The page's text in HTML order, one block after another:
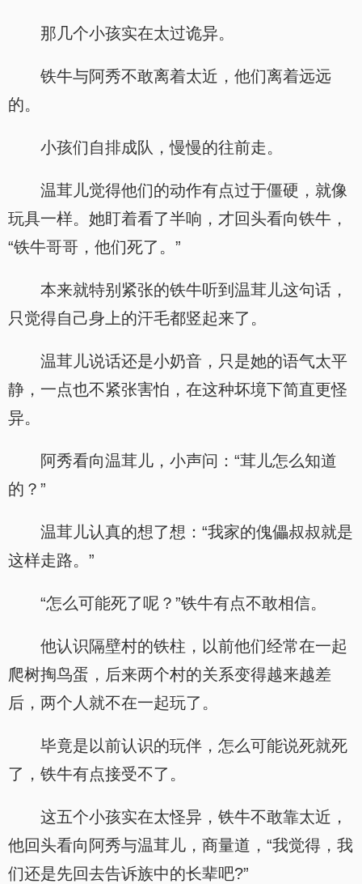
那几个小孩实在太过诡异。
铁牛与阿秀不敢离着太近，他们离着远远
的。
小孩们自排成队，慢慢的往前走。
温茸儿觉得他们的动作有点过于僵硬，就像
玩具一样。她盯着看了半响，才回头看向铁牛，
“铁牛哥哥，他们死了。”
本来就特别紧张的铁牛听到温茸儿这句话，
只觉得自己身上的汗毛都竖起来了。
温茸儿说话还是小奶音，只是她的语气太平
静，一点也不紧张害怕，在这种坏境下简直更怪
异。
阿秀看向温茸儿，小声问：“茸儿怎么知道
的？”
温茸儿认真的想了想：“我家的傀儡叔叔就是
这样走路。”
“怎么可能死了呢？”铁牛有点不敢相信。
他认识隔壁村的铁柱，以前他们经常在一起
爬树掏鸟蛋，后来两个村的关系变得越来越差
后，两个人就不在一起玩了。
毕竟是以前认识的玩伴，怎么可能说死就死
了，铁牛有点接受不了。
这五个小孩实在太怪异，铁牛不敢靠太近，
他回头看向阿秀与温茸儿，商量道，“我觉得，我
们还是先回去告诉族中的长辈吧?”